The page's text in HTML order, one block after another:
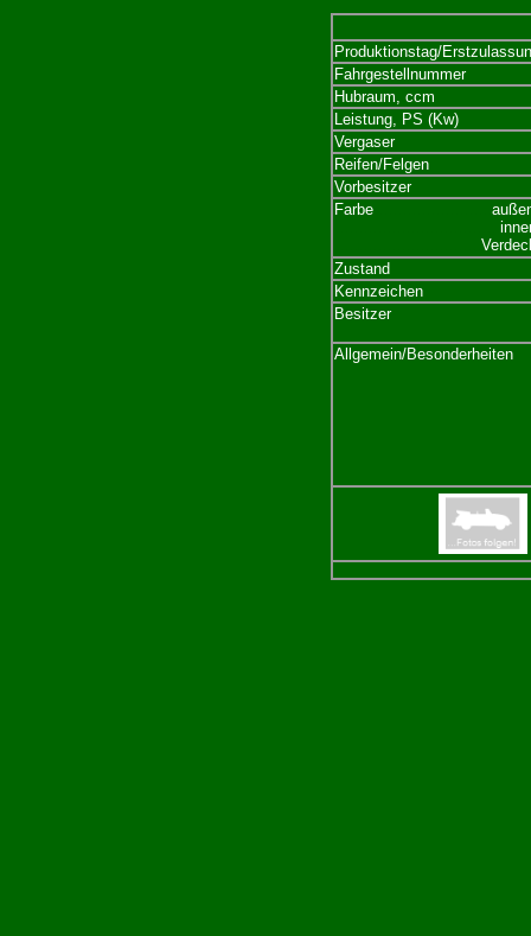
Produktionstag/
Fahrgestellnummer
Hubraum, ccm
Leistung, PS (Kw)
Vergaser
Reifen/Felgen
Vorbesitzer
Farbe
Zustand
Kennzeichen
Besitzer
Allgemein/Besonderheiten